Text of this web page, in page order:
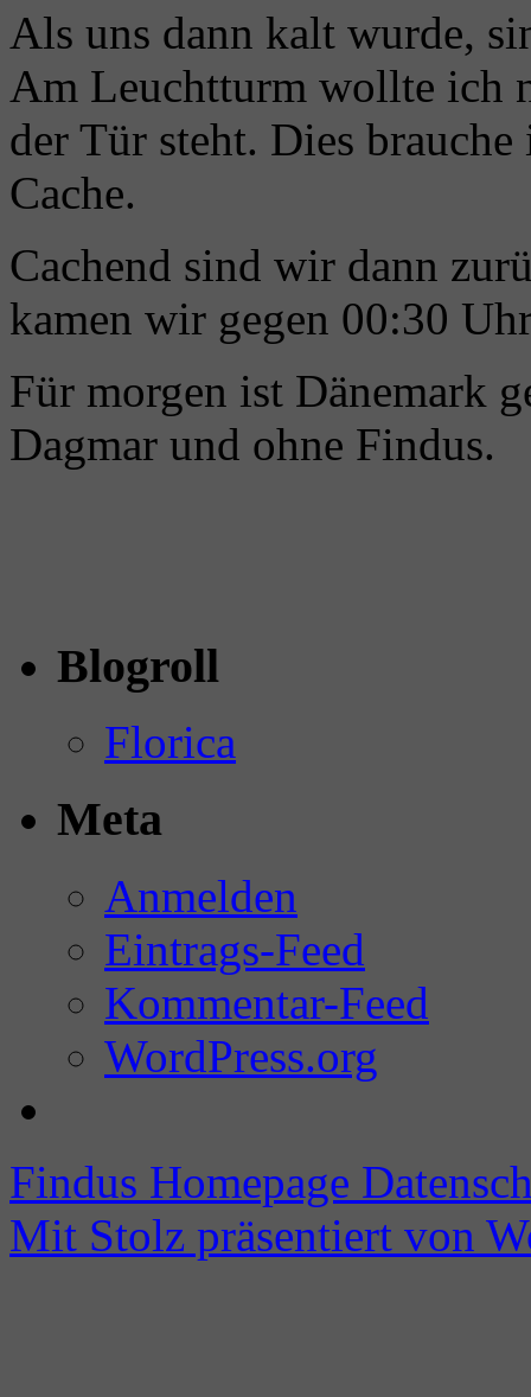
Als uns dann kalt wurde,
Am Leuchtturm wollte ich
der Tür steht. Dies
Cache.
Cachend sind wir dann
kamen wir gegen 00:30
Für morgen ist Dänemark
Dagmar und ohne Findus.
Blogroll
Florica
Meta
Anmelden
Eintrags-Feed
Kommentar-Feed
WordPress.org
Findus Homepage
Mit Stolz präsentiert von